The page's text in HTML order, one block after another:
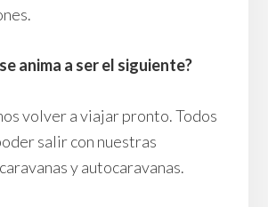
anima a ser el siguiente?
volver a viajar pronto. Todos
salir con nuestras
y autocaravanas.